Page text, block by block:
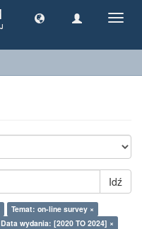
Idź
Temat: on-line survey ×
Data wydania: [2020 TO 2024] ×